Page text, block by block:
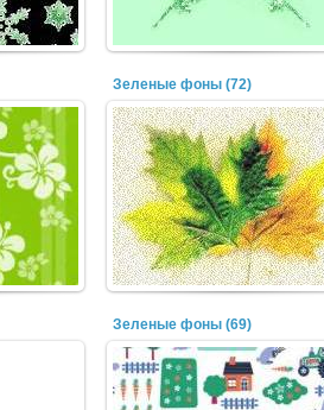
Зеленые фоны (72)
Зеленые фоны (69)